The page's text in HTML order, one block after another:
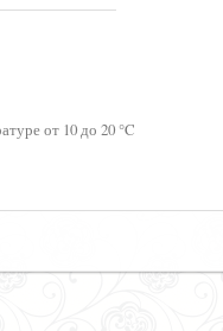
от 10 до 20 °C